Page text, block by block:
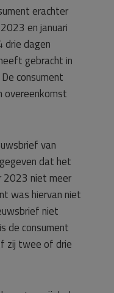
erachter
en januari
dagen
gebracht in
consument
overeenkomst
van
dat het
2023 niet meer
was hiervan niet
niet
de consument
zij twee of drie